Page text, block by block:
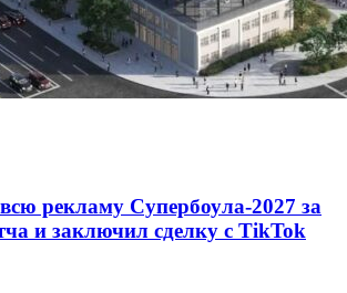
рекламу Супербоула-2027 за
и заключил сделку с TikTok